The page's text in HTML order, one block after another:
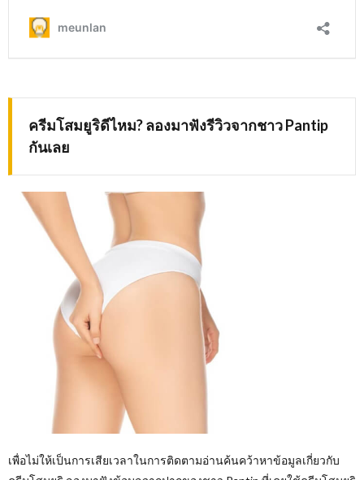
ครีมโสมยูริดีไหม? ลองมาฟังรีวิวจากชาว Pantip
กันเลย
เพื่อไม่ให้เป็นการเสียเวลาในการติดตามอ่านค้นคว้าหาข้อมูลเกี่ยวกับ